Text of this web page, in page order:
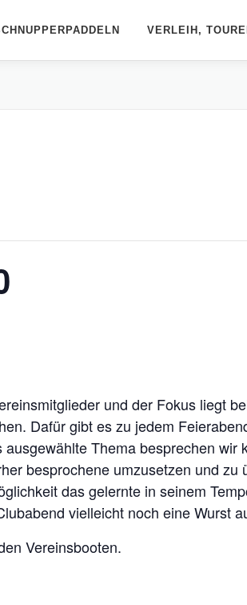
VERLEIH,
und der Fokus liegt
Dafür gibt es zu jedem
Thema besprechen wir
besprochene umzusetzen und
das gelernte in seinem
vielleicht noch eine Wurst
Vereinsbooten.